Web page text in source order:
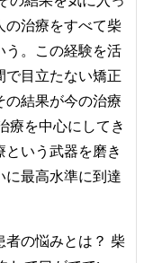
の治療をすべて柴
う。この経験を活
で目立たない矯正
の結果が今の治療
療を中心にしてき
いう武器を磨き
に最高水準に到達
者の悩みとは？ 柴